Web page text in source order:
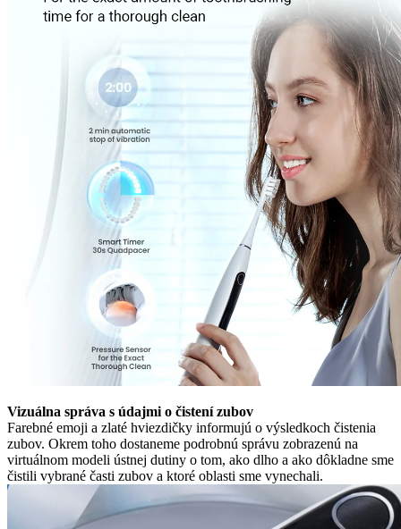
Vizuálna správa s údajmi o čistení zubov
Farebné emoji a zlaté hviezdičky informujú o výsledkoch čistenia
zubov. Okrem toho dostaneme podrobnú správu zobrazenú na
virtuálnom modeli ústnej dutiny o tom, ako dlho a ako dôkladne sme
čistili vybrané časti zubov a ktoré oblasti sme vynechali.